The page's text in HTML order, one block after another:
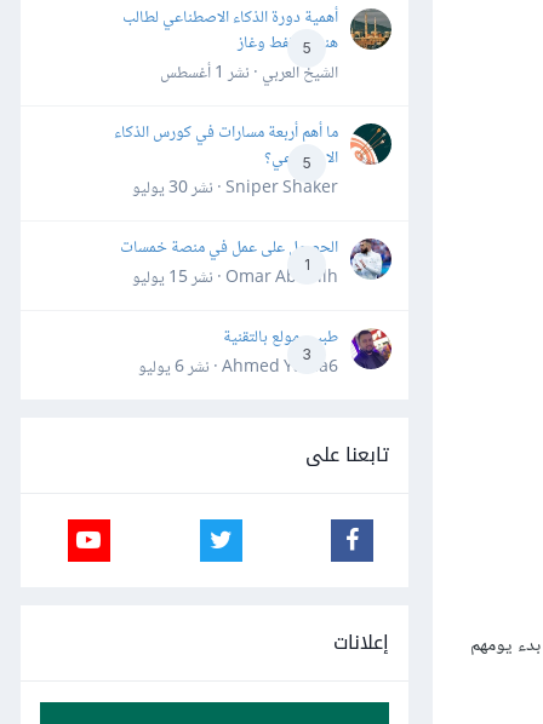
يومهم
5
أهمية دورة الذكاء الاصطناعي لطالب
هندسة نفط وغاز
الشيخ العربي · نشر 1 أغسطس
5
ما أهم أربعة مسارات في كورس الذكاء
الاصطناعي؟
Sniper Shaker · نشر
30 يوليو
1
الحصول على عمل في منصة خمسات
Omar Abdallh · نشر
15 يوليو
3
طبيب مولع بالتقنية
Ahmed Yahia6 · نشر
6 يوليو
تابعنا على
إعلانات